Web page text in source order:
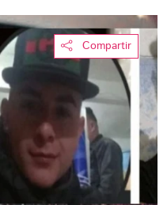
Compartir